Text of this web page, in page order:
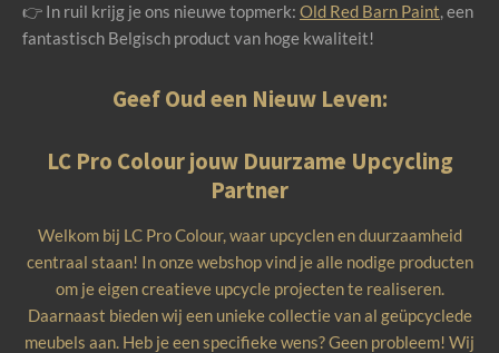
👉 In ruil krijg je ons nieuwe topmerk: Old Red Barn Paint, een
fantastisch Belgisch product van hoge kwaliteit!
Geef Oud een Nieuw Leven:
LC Pro Colour jouw Duurzame Upcycling
Partner
Welkom bij LC Pro Colour, waar upcyclen en duurzaamheid
centraal staan! In onze webshop vind je alle nodige producten
om je eigen creatieve upcycle projecten te realiseren.
Daarnaast bieden wij een unieke collectie van al geüpcyclede
meubels aan. Heb je een specifieke wens? Geen probleem! Wij